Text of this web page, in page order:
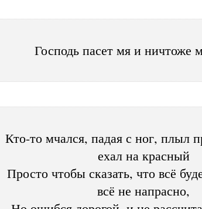
Господь пасет мя и ничтоже
Кто-то мчался, падая с ног, плыл
ехал на красный
Просто чтобы сказать, что всё
всё не напрасно,